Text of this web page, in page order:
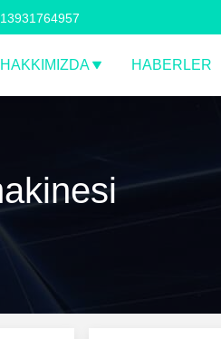
HAKKIMIZDA HABERLER